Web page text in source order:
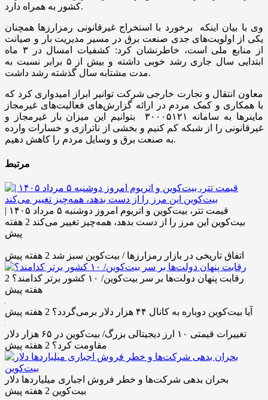
کشور به همراه دارد.
وی با بیان اینکه برخورد با استخراج غیرقانونی رمزارزها همچنان
یکی از اولویت‌های جدی صنعت برق در مسیر مدیریت بار و صیانت
از منابع ملی است، خاطرنشان کرد: کشفیات امسال در ۳ ماه
ابتدایی سال جاری رشد خوبی داشته و بیش از ۵ برابر نسبت به
مدت مشتابه سال گذشته رشد داشت.
معاون انتقال و تجارت خارجی شرکت توانیر ابراز امیدواری کرد که
با همکاری و کمک مردم در ارائه گزارش‌های فعالیت‌های غیرمجاز
ماینرها به سامانه ۳۰۰۰۵۱۲۱ بتوانیم این میزان بار غیرمجاز و
غیرقانونی را از شبکه کم کنیم و بخشی از ناترازی و خسارات وارده
به صنعت برق و وسایل مردم را کاهش دهیم.
مرتبط
قیمت تتر، بیت‌کوین و اتریوم امروز دوشنبه ۵ مرداد ۱۴۰۵ |
بیت‌کوین این مرز را از دست بدهد، همه‌چیز تغییر می‌کند
2 هفته
پیش
اتفاق تاریخی در بازار رمزارزها / بیت‌کوین سبز شد 2 هفته پیش
رقابت پنهان دولت‌ها بر سر بیت‌کوین/ ۱۰ کشور برتر کدامند؟
2
هفته پیش
آیا بیت‌کوین دوباره به کانال ۴۴ هزار دلار برمی‌گردد؟ 2 هفته پیش
تغییرات قیمتی ۱۰ ارز دیجیتالی بزرگ/ بیت‌کوین در ۶۵ هزار دلار
مقاومت کرد؟ 2 هفته پیش
بحران بدهی شرکت‌ها و خطر فروش اجباری میلیاردها دلار
بیت‌کوین 2 هفته پیش